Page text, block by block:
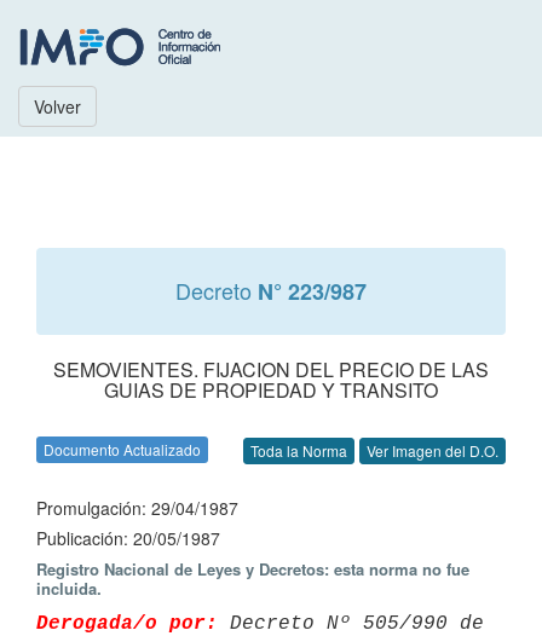
Volver
Decreto N° 223/987
SEMOVIENTES. FIJACION DEL PRECIO DE LAS
GUIAS DE PROPIEDAD Y TRANSITO
Documento Actualizado Toda la Norma Ver Imagen del D.O.
Promulgación: 29/04/1987
Publicación: 20/05/1987
Registro Nacional de Leyes y Decretos: esta norma no fue
incluida.
Derogada/o por:
Decreto Nº 505/990 de